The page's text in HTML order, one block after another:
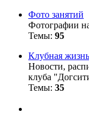
Фото занятий
Фотографии
Темы: 95
Клубная
Новости,
клуба
Темы: 35